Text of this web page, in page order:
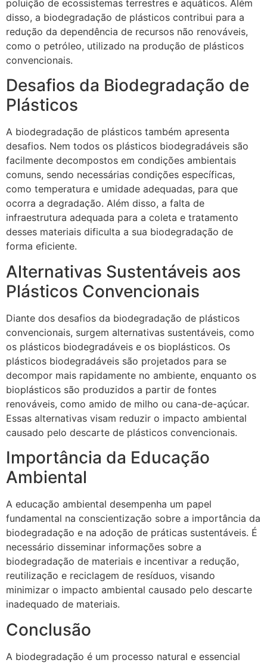
poluição de ecossistemas terrestres e aquáticos. Além
disso, a biodegradação de plásticos contribui para a
redução da dependência de recursos não renováveis,
como o petróleo, utilizado na produção de plásticos
convencionais.
Desafios da Biodegradação de
Plásticos
A biodegradação de plásticos também apresenta
desafios. Nem todos os plásticos biodegradáveis são
facilmente decompostos em condições ambientais
comuns, sendo necessárias condições específicas,
como temperatura e umidade adequadas, para que
ocorra a degradação. Além disso, a falta de
infraestrutura adequada para a coleta e tratamento
desses materiais dificulta a sua biodegradação de
forma eficiente.
Alternativas Sustentáveis aos
Plásticos Convencionais
Diante dos desafios da biodegradação de plásticos
convencionais, surgem alternativas sustentáveis, como
os plásticos biodegradáveis e os bioplásticos. Os
plásticos biodegradáveis são projetados para se
decompor mais rapidamente no ambiente, enquanto os
bioplásticos são produzidos a partir de fontes
renováveis, como amido de milho ou cana-de-açúcar.
Essas alternativas visam reduzir o impacto ambiental
causado pelo descarte de plásticos convencionais.
Importância da Educação
Ambiental
A educação ambiental desempenha um papel
fundamental na conscientização sobre a importância da
biodegradação e na adoção de práticas sustentáveis. É
necessário disseminar informações sobre a
biodegradação de materiais e incentivar a redução,
reutilização e reciclagem de resíduos, visando
minimizar o impacto ambiental causado pelo descarte
inadequado de materiais.
Conclusão
A biodegradação é um processo natural e essencial